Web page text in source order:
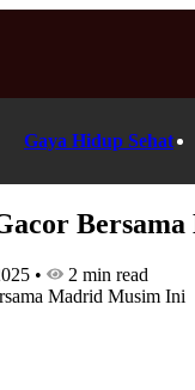
Gaya Hidup Sehat
• 2 min read